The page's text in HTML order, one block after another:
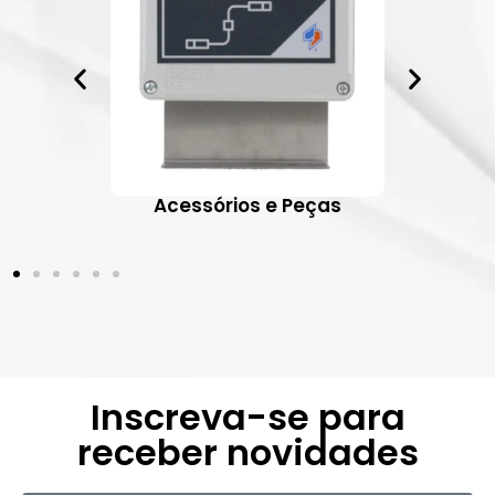
Acessórios e Peças
Inscreva-se para
receber novidades